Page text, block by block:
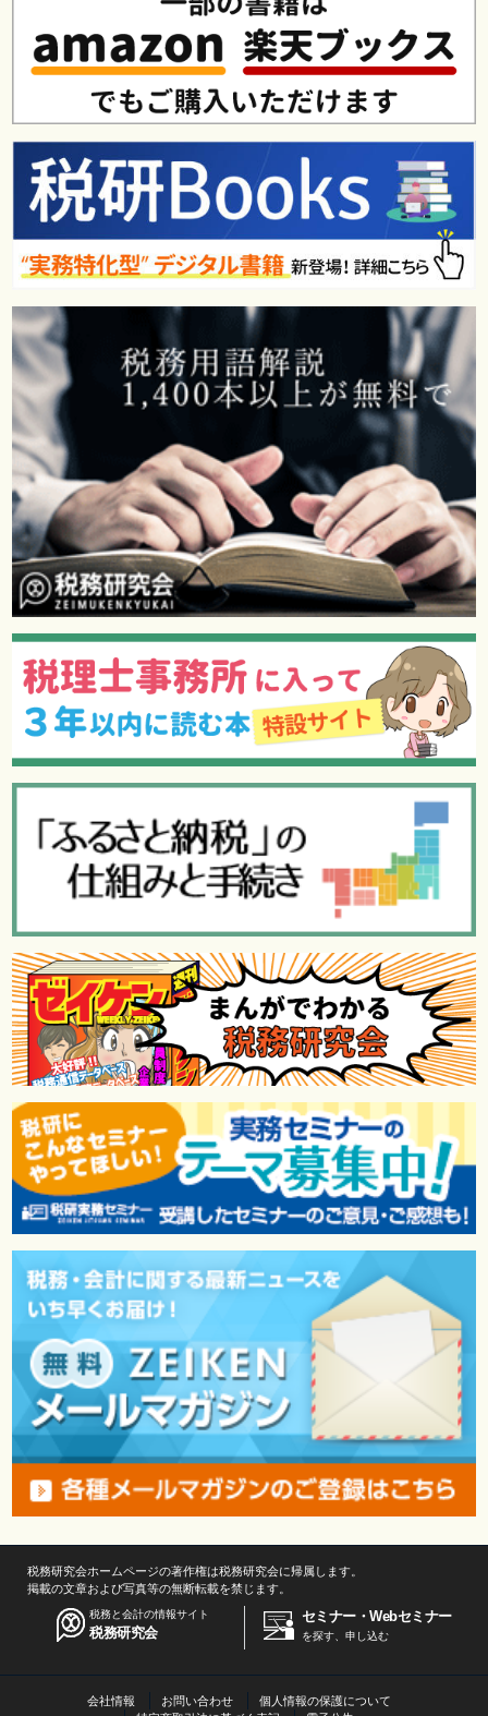
税務研究会ホームページの著作権は税務研究会に帰属します。
掲載の文章および写真等の無断転載を禁じます。
税務と会計の情報サイト
税務研究会
セミナー・Webセミナー
を探す、申し込む
会社情報 お問い合わせ
個人情報の保護について